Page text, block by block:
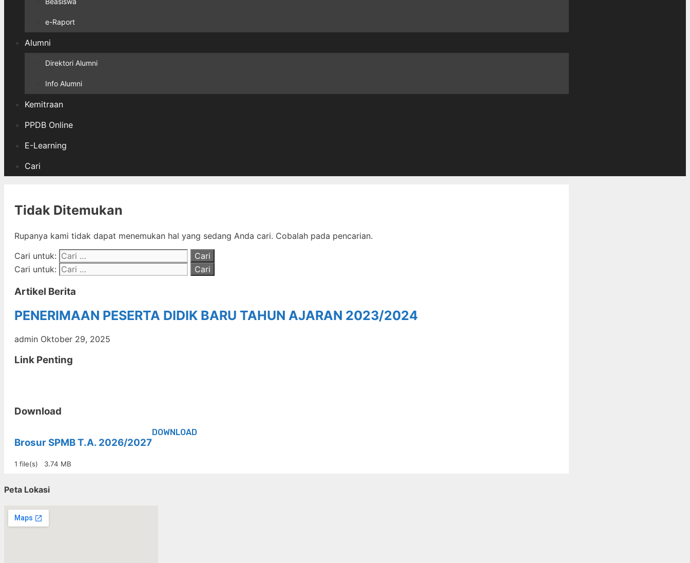
e-Raport
Alumni
Direktori Alumni
Info Alumni
Kemitraan
PPDB Online
E-Learning
Cari
Tidak Ditemukan
Rupanya kami tidak dapat menemukan hal yang sedang Anda cari. Cobalah pada pencarian.
Cari untuk:
Cari untuk:
Artikel Berita
PENERIMAAN PESERTA DIDIK BARU TAHUN AJARAN 2023/2024
admin Oktober 29, 2025
Link Penting
Download
Brosur SPMB T.A. 2026/2027
1 file(s) 3.74 MB
DOWNLOAD
Peta Lokasi